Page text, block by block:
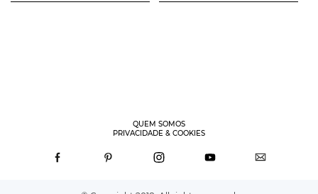
QUEM SOMOS
PRIVACIDADE & COOKIES